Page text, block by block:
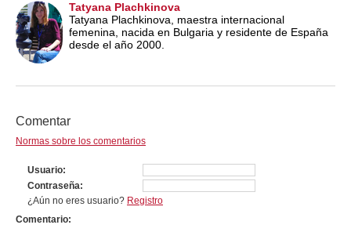
Tatyana Plachkinova
Tatyana Plachkinova, maestra internacional
femenina, nacida en Bulgaria y residente de España
desde el año 2000.
Comentar
Normas sobre los comentarios
Usuario
Contraseña
¿Aún no eres usuario? Registro
Comentario